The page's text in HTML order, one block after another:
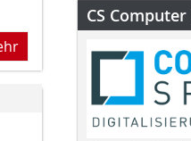
CS Computer